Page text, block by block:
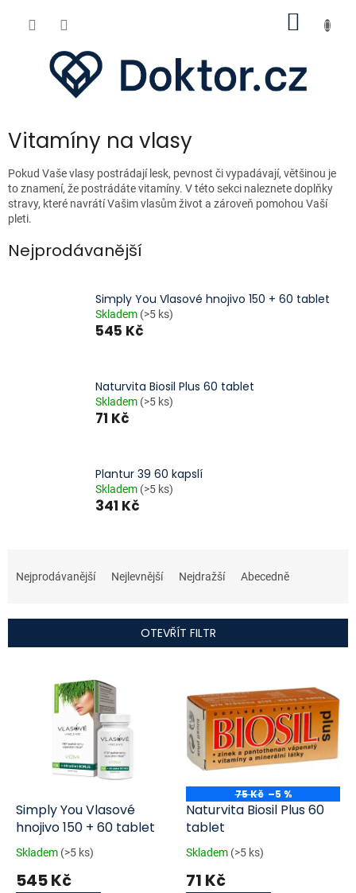
Vitamíny na vlasy
Pokud Vaše vlasy postrádají lesk, pevnost či vypadávají, většinou je
to znamení, že postrádáte vitamíny. V této sekci naleznete doplňky
stravy, které navrátí Vašim vlasům život a zároveň pomohou Vaší
pleti.
Nejprodávanější
Simply You Vlasové hnojivo 150 + 60 tablet
Skladem (>5 ks)
545 Kč
Naturvita Biosil Plus 60 tablet
Skladem (>5 ks)
71 Kč
Plantur 39 60 kapslí
Skladem (>5 ks)
341 Kč
a
í
Nejprodávanější Nejlevnější Nejdražší Abecedně
OTEVŘÍT FILTR
dSimply You Vlasové
hnojivo 150 + 60 tablet
Skladem (>5 ks)
545 Kč
75 Kč –5 %
Naturvita Biosil Plus 60
tablet
Skladem (>5 ks)
71 Kč